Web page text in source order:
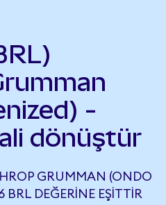
-
dönüştür
GRUMMAN (ONDO
BRL DEĞERINE EŞITTIR